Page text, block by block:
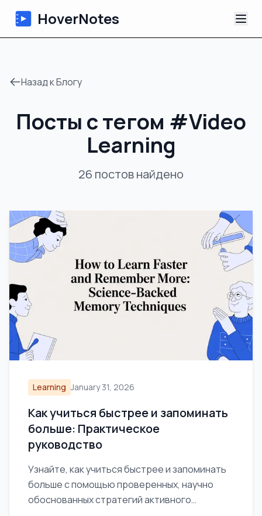
HoverNotes
ИИ-видеоконспекты
Уроки
Назад к Блогу
Посты с тегом #Video
Learning
26 постовнайдено
Learning January 31, 2026
Как учиться быстрее и запоминать
больше: Практическое
руководство
Узнайте, как учиться быстрее и запоминать
больше с помощью проверенных, научно
обоснованных стратегий активного